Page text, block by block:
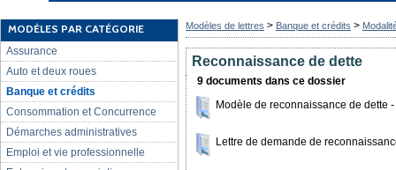
MODÈLES PAR CATÉGORIE
Assurance
Auto et deux roues
Banque et crédits
Consommation et Concurrence
Démarches administratives
Emploi et vie professionnelle
Modèles de lettres > Banque et crédits >
Reconnaissance de dette
9 documents dans ce dossier
Modèle de reconnaissance de dette
Lettre de demande de